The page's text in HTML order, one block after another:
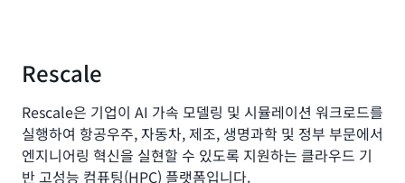
Rescale
Rescale은 기업이 AI 가속 모델링 및 시뮬레이션 워크로드를
실행하여 항공우주, 자동차, 제조, 생명과학 및 정부 부문에서
엔지니어링 혁신을 실현할 수 있도록 지원하는 클라우드 기
반 고성능 컴퓨팅(HPC) 플랫폼입니다.